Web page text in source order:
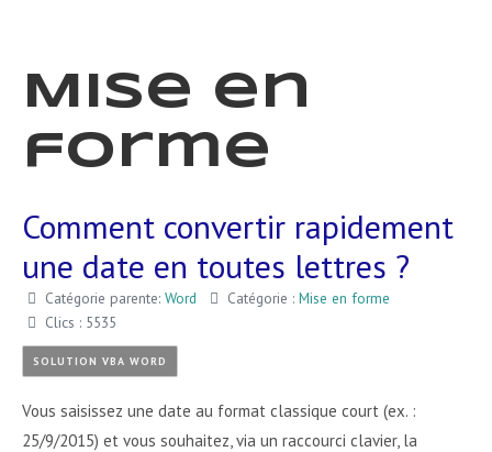
Mise en
forme
Comment convertir rapidement
une date en toutes lettres ?
Catégorie parente: Word Catégorie : Mise en forme
Clics : 5535
SOLUTION VBA WORD
Vous saisissez une date au format classique court (ex. :
25/9/2015) et vous souhaitez, via un raccourci clavier, la